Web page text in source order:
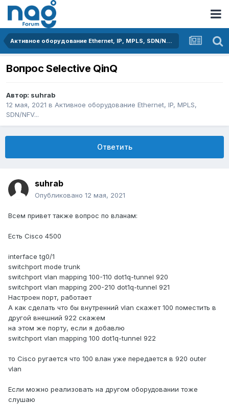
Активное оборудование Ethernet, IP, MPLS, SDN/NFV...
Вопрос Selective QinQ
Автор: suhrab
12 мая, 2021 в Активное оборудование Ethernet, IP, MPLS,
SDN/NFV...
Ответить
suhrab
Опубликовано 12 мая, 2021
Всем привет также вопрос по вланам:
Есть Cisco 4500
interface tg0/1
switchport mode trunk
switchport vlan mapping 100-110 dot1q-tunnel 920
switchport vlan mapping 200-210 dot1q-tunnel 921
Настроен порт, работает
А как сделать что бы внутренний vlan скажет 100 поместить в
другой внешний 922 скажем
на этом же порту, если я добавлю
switchport vlan mapping 100 dot1q-tunnel 922
то Cisco ругается что 100 влан уже передается в 920 outer
vlan
Если можно реализовать на другом оборудовании тоже
слушаю